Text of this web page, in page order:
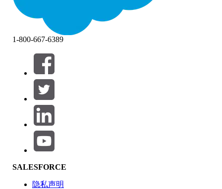
筛选条件： (0)
选择筛选器
产品区域
功能影响
1-800-667-6389
SALESFORCE
隐私声明